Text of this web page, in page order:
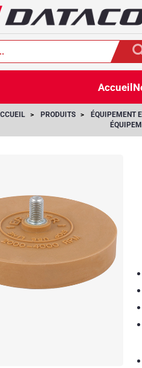
Accueil
PRODUITS ÉQUIPEMENT